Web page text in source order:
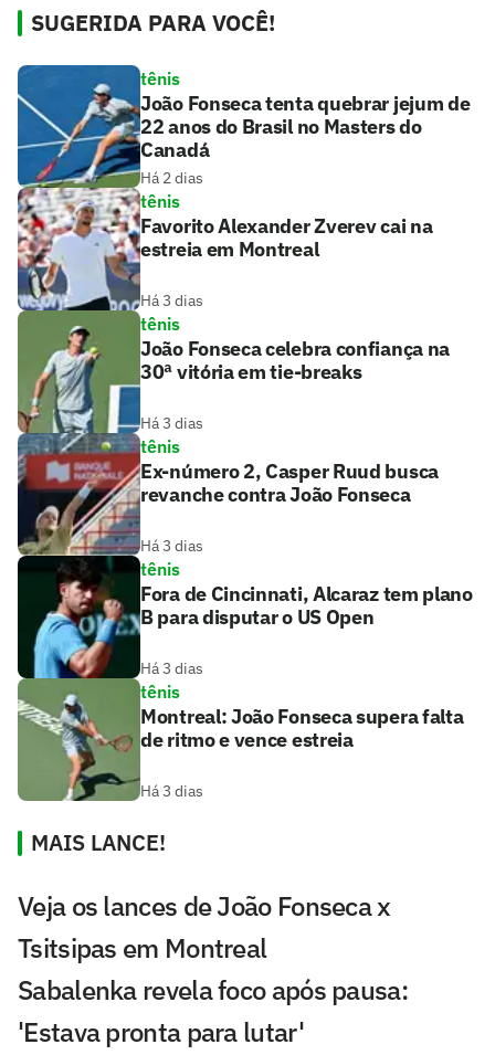
SUGERIDA PARA VOCÊ!
tênis
João Fonseca tenta quebrar jejum de
22 anos do Brasil no Masters do
Canadá
Há 2 dias
tênis
Favorito Alexander Zverev cai na
estreia em Montreal
Há 3 dias
tênis
João Fonseca celebra confiança na
30ª vitória em tie-breaks
Há 3 dias
tênis
Ex-número 2, Casper Ruud busca
revanche contra João Fonseca
Há 3 dias
tênis
Fora de Cincinnati, Alcaraz tem plano
B para disputar o US Open
Há 3 dias
tênis
Montreal: João Fonseca supera falta
de ritmo e vence estreia
Há 3 dias
MAIS LANCE!
Veja os lances de João Fonseca x
Tsitsipas em Montreal
Sabalenka revela foco após pausa:
'Estava pronta para lutar'